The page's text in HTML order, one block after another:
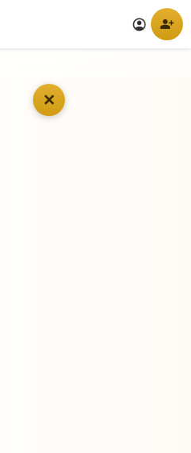
account_circle person_add
✕